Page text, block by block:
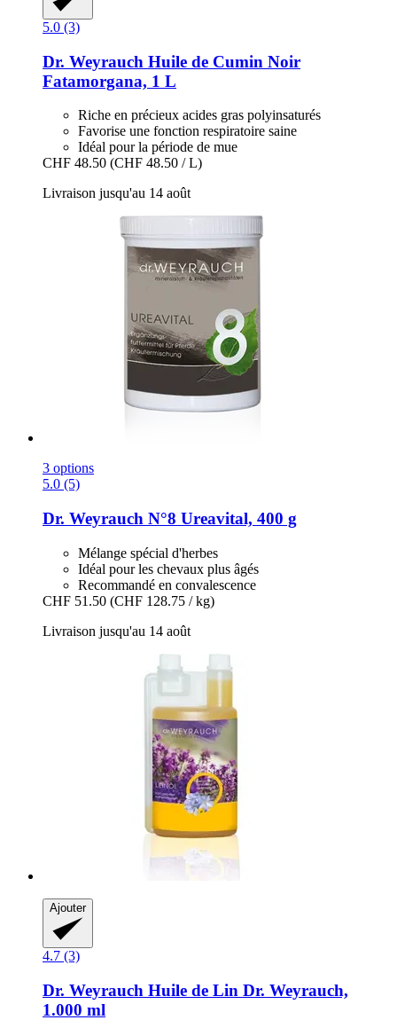
5.0 (3)
Dr. Weyrauch Huile de Cumin Noir
Fatamorgana, 1 L
Riche en précieux acides gras polyinsaturés
Favorise une fonction respiratoire saine
Idéal pour la période de mue
CHF 48.50 (CHF 48.50 / L)
Livraison jusqu'au 14 août
3 options
5.0 (5)
Dr. Weyrauch N°8 Ureavital, 400 g
Mélange spécial d'herbes
Idéal pour les chevaux plus âgés
Recommandé en convalescence
CHF 51.50 (CHF 128.75 / kg)
Livraison jusqu'au 14 août
Ajouter
4.7 (3)
Dr. Weyrauch Huile de Lin Dr. Weyrauch,
1.000 ml